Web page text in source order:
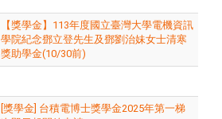
【獎學金】113年度國立臺灣大學電機資訊
學院紀念鄧立登先生及鄧劉治妹女士清寒
獎助學金(10/30前)
[獎學金] 台積電博士獎學金2025年第一梯